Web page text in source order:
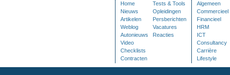
Home
Tests & Tools
Nieuws
Opleidingen
Artikelen
Persberichten
Weblog
Vacatures
Autonieuws
Reacties
Video
Checklists
Contracten
Algemeen
Commercieel
Financieel
HRM
ICT
Consultancy
Carrière
Lifestyle